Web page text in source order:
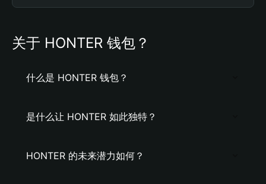
关于 HONTER 钱包？
什么是 HONTER 钱包？
是什么让 HONTER 如此独特？
HONTER 的未来潜力如何？